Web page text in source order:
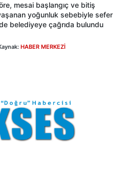
mesai başlangıç ve bitiş
yoğunluk sebebiyle sefer
belediyeye çağrıda bulundu
HABER MERKEZİ